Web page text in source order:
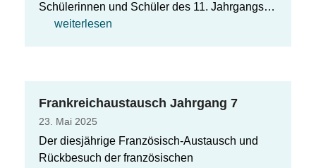
Schülerinnen und Schüler des 11. Jahrgangs…
weiterlesen
Frankreichaustausch Jahrgang 7
23. Mai 2025
Der diesjährige Französisch-Austausch und
Rückbesuch der französischen